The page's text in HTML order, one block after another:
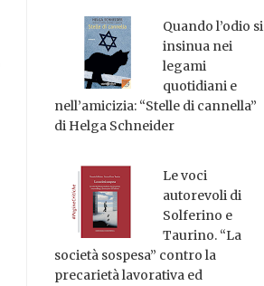
Quando l’odio si
insinua nei
legami
quotidiani e
nell’amicizia: “Stelle di cannella”
di Helga Schneider
Le voci
autorevoli di
Solferino e
Taurino. “La
società sospesa” contro la
precarietà lavorativa ed